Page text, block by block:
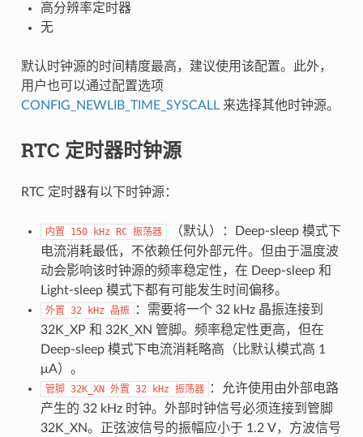
高分辨率定时器
无
默认时钟源的时间精度最高，建议使用该配置。此外，
用户也可以通过配置选项
CONFIG_NEWLIB_TIME_SYSCALL来选择其他时钟源。
RTC 定时器时钟源
RTC 定时器有以下时钟源：
内置 150 kHz RC 振荡器
（默认）：Deep-sleep 模式下
电流消耗最低，不依赖任何外部元件。但由于温度波
动会影响该时钟源的频率稳定性，在 Deep-sleep 和
Light-sleep 模式下都有可能发生时间偏移。
外置 32 kHz 晶振
：需要将一个 32 kHz 晶振连接到
32K_XP 和 32K_XN 管脚。频率稳定性更高，但在
Deep-sleep 模式下电流消耗略高（比默认模式高 1
μA）。
管脚 32K_XN 外置 32 kHz 振荡器
：允许使用由外部电路
产生的 32 kHz 时钟。外部时钟信号必须连接到管脚
32K_XN。正弦波信号的振幅应小于 1.2 V，方波信号